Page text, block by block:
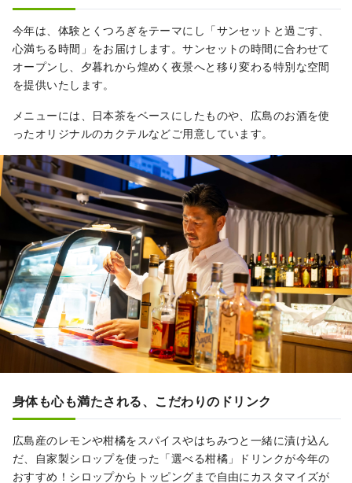
今年は、体験とくつろぎをテーマにし「サンセットと過ごす、
心満ちる時間」をお届けします。サンセットの時間に合わせて
オープンし、夕暮れから煌めく夜景へと移り変わる特別な空間
を提供いたします。
メニューには、日本茶をベースにしたものや、広島のお酒を使
ったオリジナルのカクテルなどご用意しています。
身体も心も満たされる、こだわりのドリンク
広島産のレモンや柑橘をスパイスやはちみつと一緒に漬け込ん
だ、自家製シロップを使った「選べる柑橘」ドリンクが今年の
おすすめ！シロップからトッピングまで自由にカスタマイズが